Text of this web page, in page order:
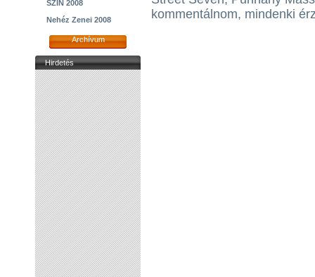
SZIN 2008
Nehéz Zenei 2008
Archívum
Hirdetés
kommentálnom, mindenki